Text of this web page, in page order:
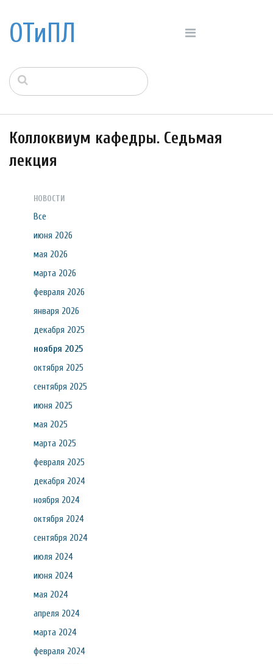
ОТиПЛ
Коллоквиум кафедры. Седьмая
лекция
НОВОСТИ
Все
июня 2026
мая 2026
марта 2026
февраля 2026
января 2026
декабря 2025
ноября 2025
октября 2025
сентября 2025
июня 2025
мая 2025
марта 2025
февраля 2025
декабря 2024
ноября 2024
октября 2024
сентября 2024
июля 2024
июня 2024
мая 2024
апреля 2024
марта 2024
февраля 2024